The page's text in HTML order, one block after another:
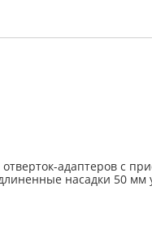
адаптеров с
насадки 50 мм